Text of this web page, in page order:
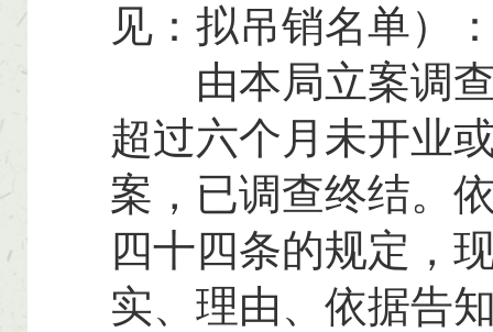
见：拟吊销名单）
由本局立案调查
超过六个月未开业
案，已调查终结。
四十四条的规定，
实、理由、依据告